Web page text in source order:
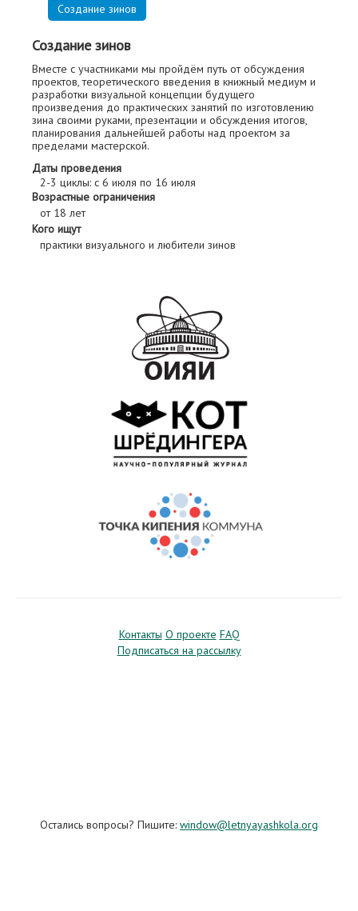
Создание зинов
Создание зинов
Вместе с участниками мы пройдём путь от обсуждения
проектов, теоретического введения в книжный медиум и
разработки визуальной концепции будущего
произведения до практических занятий по изготовлению
зина своими руками, презентации и обсуждения итогов,
планирования дальнейшей работы над проектом за
пределами мастерской.
Даты проведения
2-3 циклы: с 6 июля по 16 июля
Возрастные ограничения
от 18 лет
Кого ищут
практики визуального и любители зинов
Контакты О проекте FAQ
Подписаться на рассылку
Остались вопросы? Пишите: window@letnyayashkola.org